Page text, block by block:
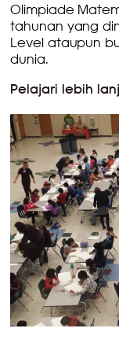
Olimpiade
tahunan yang
Level ataupun
dunia.
Pelajari lebih